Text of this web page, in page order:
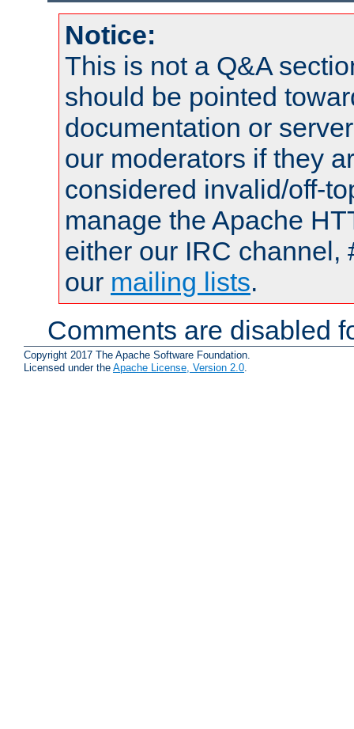
Notice:
This is not a Q&A
should be pointed
documentation or
our moderators if they
considered invalid/off-
manage the Apache
either our IRC channel,
our mailing lists.
Comments are disabled
Copyright 2017 The Apache Software Foundation.
Licensed under the Apache License, Version 2.0